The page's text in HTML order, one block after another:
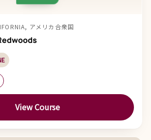
アメリカ合衆国
View Course